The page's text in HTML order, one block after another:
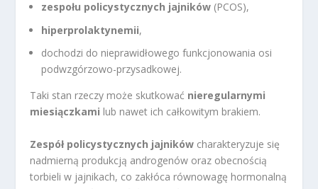
zespołu policystycznych jajników (PCOS),
hiperprolaktynemii,
dochodzi do nieprawidłowego funkcjonowania osi
podwzgórzowo-przysadkowej.
Taki stan rzeczy może skutkować nieregularnymi
miesiączkami lub nawet ich całkowitym brakiem.
Zespół policystycznych jajników charakteryzuje się
nadmierną produkcją androgenów oraz obecnością
torbieli w jajnikach, co zakłóca równowagę hormonalną